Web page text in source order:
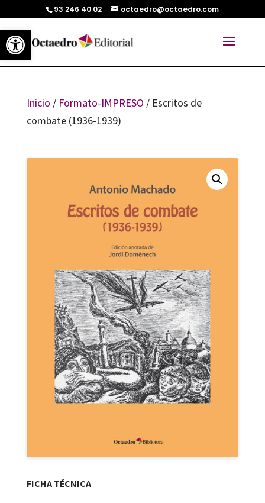
Abrir barra de herramientas
93 246 40 02 octaedro@octaedro.com
Inicio / Formato-IMPRESO / Escritos de
combate (1936-1939)
FICHA TÉCNICA